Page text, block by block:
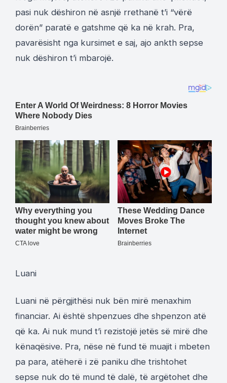
pasi nuk dëshiron në asnjë rrethanë t’i “vërë
dorën” paratë e gatshme që ka në krah. Pra,
pavarësisht nga kursimet e saj, ajo ankth sepse
nuk dëshiron t’i mbarojë.
Luani
Luani në përgjithësi nuk bën mirë menaxhim
financiar. Ai është shpenzues dhe shpenzon atë
që ka. Ai nuk mund t’i rezistojë jetës së mirë dhe
kënaqësive. Pra, nëse në fund të muajit i mbeten
pa para, atëherë i zë paniku dhe trishtohet
sepse nuk do të mund të dalë, të argëtohet dhe